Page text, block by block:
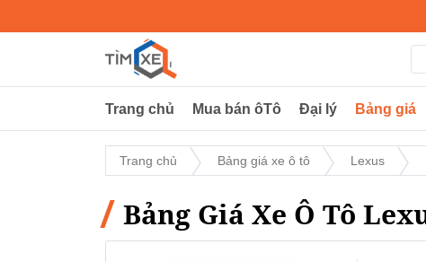
Trang chủ Mua bán ôTô Đại lý Bảng giá
Trang chủ Bảng giá xe ô tô Lexus
Bảng Giá Xe Ô Tô